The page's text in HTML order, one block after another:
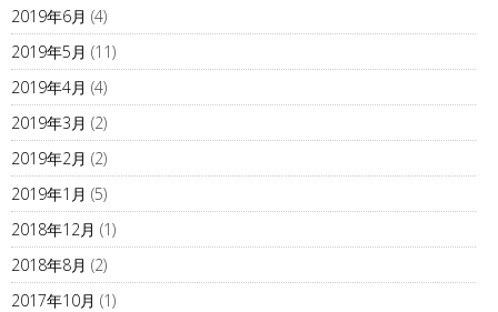
2019年6月 (4)
2019年5月 (11)
2019年4月 (4)
2019年3月 (2)
2019年2月 (2)
2019年1月 (5)
2018年12月 (1)
2018年8月 (2)
2017年10月 (1)